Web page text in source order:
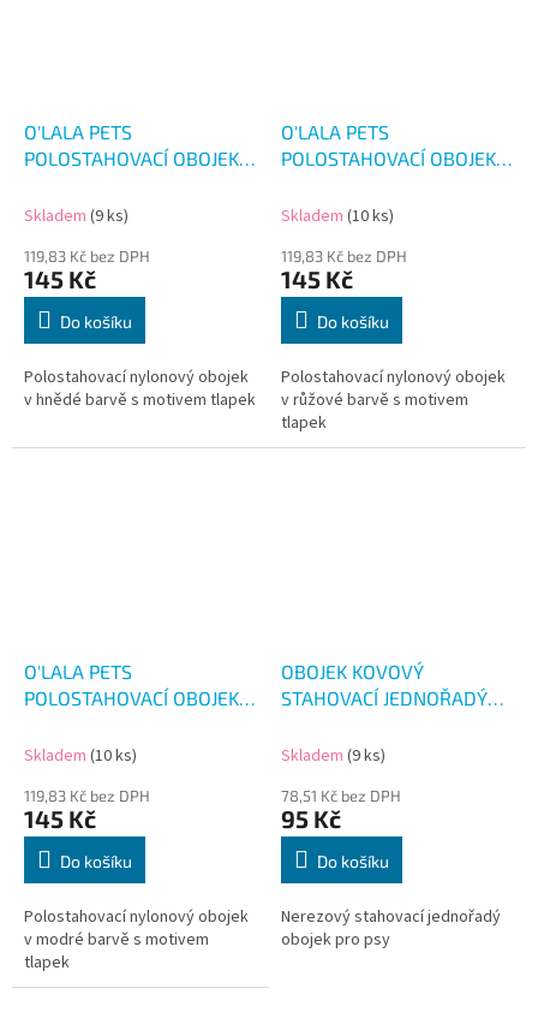
O'LALA PETS
POLOSTAHOVACÍ OBOJEK
Skladem (9 ks)
119,83 Kč bez DPH
145 Kč
Do košíku
Polostahovací nylonový obojek
v hnědé barvě s motivem tlapek
O'LALA PETS
POLOSTAHOVACÍ OBOJEK
Skladem (10 ks)
119,83 Kč bez DPH
145 Kč
Do košíku
Polostahovací nylonový obojek
v růžové barvě s motivem
tlapek
O'LALA PETS
POLOSTAHOVACÍ OBOJEK
Skladem (10 ks)
119,83 Kč bez DPH
145 Kč
Do košíku
Polostahovací nylonový obojek
v modré barvě s motivem
tlapek
OBOJEK KOVOVÝ
STAHOVACÍ JEDNOŘADÝ
Skladem (9 ks)
78,51 Kč bez DPH
95 Kč
Do košíku
Nerezový stahovací jednořadý
obojek pro psy